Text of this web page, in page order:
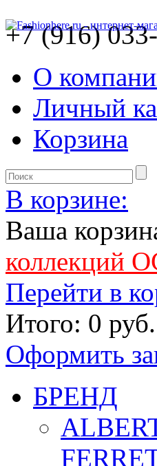
+7 (916)
О
Личный
Корзина
В корзине:
Ваша
коллекций
Перейти в
Итого: 0 руб.
Оформить
БРЕНД